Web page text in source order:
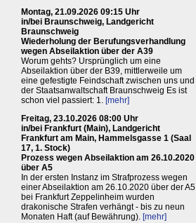
Montag, 21.09.2026 09:15 Uhr
in/bei Braunschweig, Landgericht
Braunschweig
Wiederholung der Berufungsverhandlung
wegen Abseilaktion über der A39
Worum gehts? Ursprünglich um eine
Abseilaktion über der B39, mittlerweile um
eine gefestigte Feindschaft zwischen uns und
der Staatsanwaltschaft Braunschweig Es ist
schon viel passiert: 1. [mehr]
Freitag, 23.10.2026 08:00 Uhr
in/bei Frankfurt (Main), Landgericht
Frankfurt am Main, Hammelsgasse 1 (Saal
17, 1. Stock)
Prozess wegen Abseilaktion am 26.10.2020
über A5
In der ersten Instanz im Strafprozess wegen
einer Abseilaktion am 26.10.2020 über der A5
bei Frankfurt Zeppelinheim wurden
drakonische Strafen verhängt - bis zu neun
Monaten Haft (auf Bewährung). [mehr]